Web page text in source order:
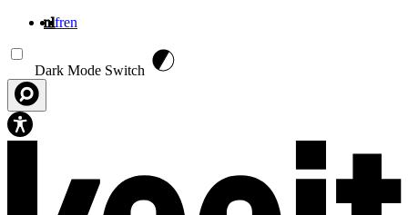
nlfren
Dark Mode Switch